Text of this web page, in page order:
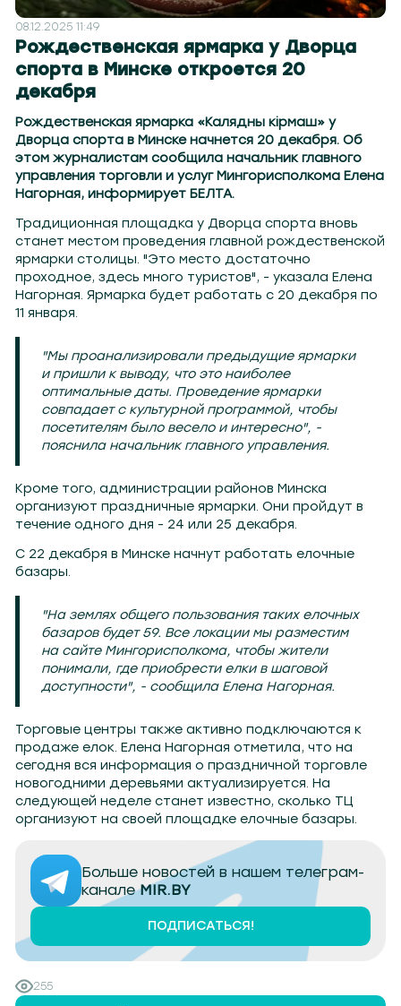
08.12.2025 11:49
Рождественская ярмарка у Дворца
спорта в Минске откроется 20
декабря
Рождественская ярмарка «Калядны кiрмаш» у
Дворца спорта в Минске начнется 20 декабря. Об
этом журналистам сообщила начальник главного
управления торговли и услуг Мингорисполкома Елена
Нагорная, информирует БЕЛТА.
Традиционная площадка у Дворца спорта вновь
станет местом проведения главной рождественской
ярмарки столицы. "Это место достаточно
проходное, здесь много туристов", - указала Елена
Нагорная. Ярмарка будет работать с 20 декабря по
11 января.
"Мы проанализировали предыдущие ярмарки
и пришли к выводу, что это наиболее
оптимальные даты. Проведение ярмарки
совпадает с культурной программой, чтобы
посетителям было весело и интересно", -
пояснила начальник главного управления.
Кроме того, администрации районов Минска
организуют праздничные ярмарки. Они пройдут в
течение одного дня - 24 или 25 декабря.
С 22 декабря в Минске начнут работать елочные
базары.
"На землях общего пользования таких елочных
базаров будет 59. Все локации мы разместим
на сайте Мингорисполкома, чтобы жители
понимали, где приобрести елки в шаговой
доступности", - сообщила Елена Нагорная.
Торговые центры также активно подключаются к
продаже елок. Елена Нагорная отметила, что на
сегодня вся информация о праздничной торговле
новогодними деревьями актуализируется. На
следующей неделе станет известно, сколько ТЦ
организуют на своей площадке елочные базары.
Больше новостей в нашем телеграм-
каналеMIR.BY
ПОДПИСАТЬСЯ!
255